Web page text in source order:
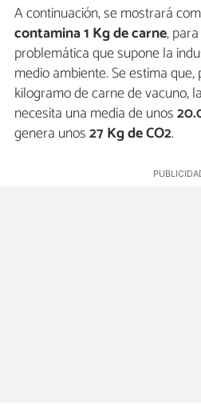
A continuación, se mostrará
contamina 1 Kg de carne,
problemática que supone la
medio ambiente. Se estima
kilogramo de carne de vacuno,
necesita una media de unos
genera unos27 Kg de CO2.